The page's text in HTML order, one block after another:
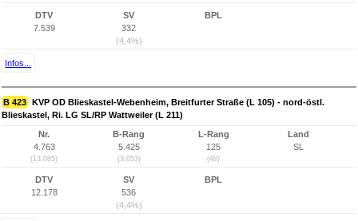
DTV
7.539
SV
332
(4,4%)
BPL
Infos...
B 423 KVP OD Blieskastel-Webenheim, Breitfurter Straße (L 105) - nord-östl.
Blieskastel, Ri. LG SL/RP Wattweiler (L 211)
Nr.
4.763
(13.085)
B-Rang
5.425
(3.053)
L-Rang
125
(48)
Land
SL
DTV
12.178
SV
536
(4,4%)
BPL